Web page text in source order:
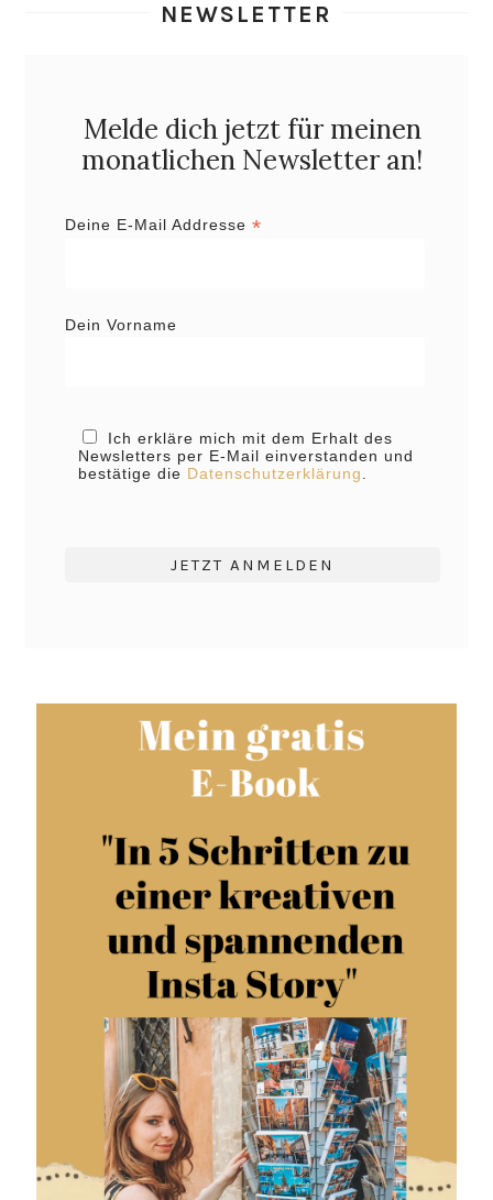
NEWSLETTER
Melde dich jetzt für meinen
monatlichen Newsletter an!
Deine E-Mail Addresse *
Dein Vorname
Ich erkläre mich mit dem Erhalt des
Newsletters per E-Mail einverstanden und
bestätige die Datenschutzerklärung